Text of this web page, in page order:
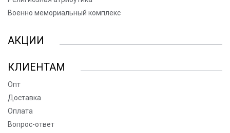
Военно мемориальный комплекс
АКЦИИ
КЛИЕНТАМ
Опт
Доставка
Оплата
Вопрос-ответ